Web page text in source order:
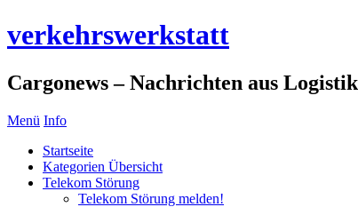
verkehrswerkstatt
Cargonews – Nachrichten aus
Menü Info
Startseite
Kategorien Übersicht
Telekom Störung
Telekom Störung melden!